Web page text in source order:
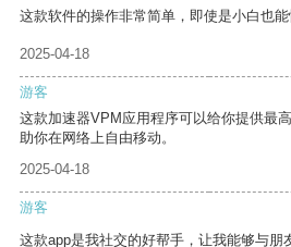
这款软件的操作非常简单，即使是小白也能
2025-04-18
游客
这款加速器VPM应用程序可以给你提供最
助你在网络上自由移动。
2025-04-18
游客
这款app是我社交的好帮手，让我能够与朋